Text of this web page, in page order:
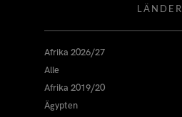
LÄNDER
Afrika 2026/27
Alle
Afrika 2019/20
Ägypten